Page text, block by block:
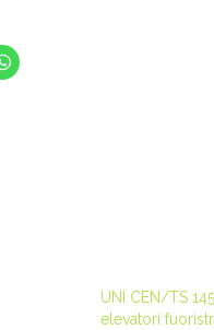
UNI CEN/TS
elevatori